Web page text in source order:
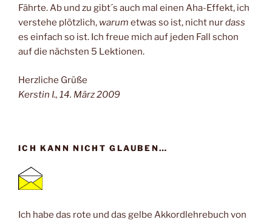
Fährte. Ab und zu gibt´s auch mal einen Aha-Effekt, ich
verstehe plötzlich, warum etwas so ist, nicht nurdass
es einfach so ist. Ich freue mich auf jeden Fall schon
auf die nächsten 5 Lektionen.
Herzliche Grüße
Kerstin I., 14. März 2009
ICH KANN NICHT GLAUBEN…
Ich habe das rote und das gelbe Akkordlehrebuch von